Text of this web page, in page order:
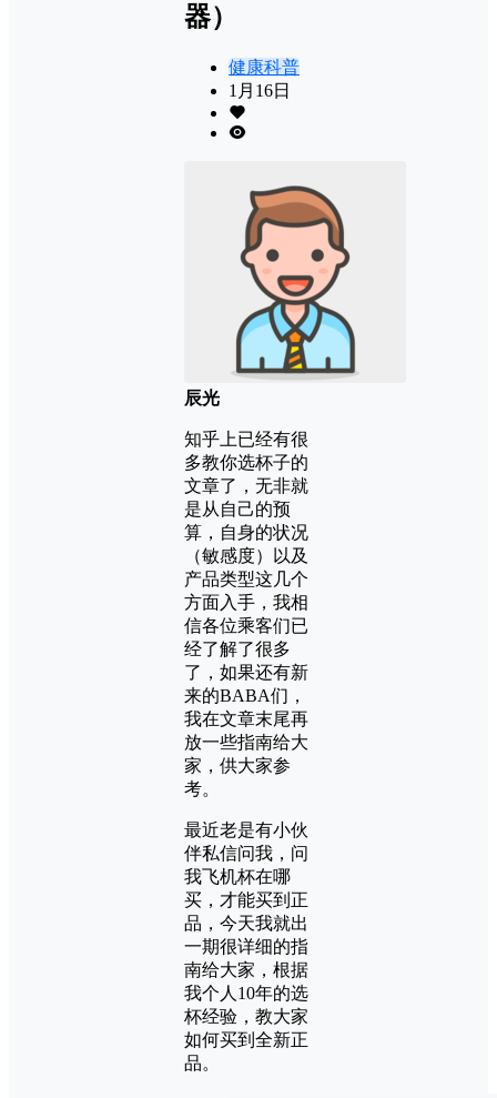
器）
健康科普
1月16日
辰光
知乎上已经有很
多教你选杯子的
文章了，无非就
是从自己的预
算，自身的状况
（敏感度）以及
产品类型这几个
方面入手，我相
信各位乘客们已
经了解了很多
了，如果还有新
来的BABA们，
我在文章末尾再
放一些指南给大
家，供大家参
考。
最近老是有小伙
伴私信问我，问
我飞机杯在哪
买，才能买到正
品，今天我就出
一期很详细的指
南给大家，根据
我个人10年的选
杯经验，教大家
如何买到全新正
品。